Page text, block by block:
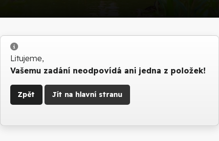
Info
Litujeme,
Vašemu zadání neodpovídá ani jedna z položek!
Zpět Jít na hlavní stranu